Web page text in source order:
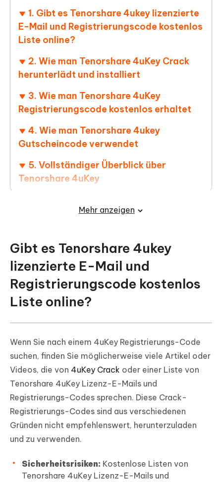
1. Gibt es Tenorshare 4ukey lizenzierte
E-Mail und Registrierungscode kostenlos
Liste online?
2. Wie man Tenorshare 4uKey Crack
herunterlädt und installiert
3. Wie man Tenorshare 4uKey
Registrierungscode kostenlos erhaltet
4. Wie man Tenorshare 4ukey
Gutscheincode verwendet
5. Vollständiger Überblick über
Tenorshare 4uKey
RegistrierungscodeMehr anzeigen
Gibt es Tenorshare 4ukey
lizenzierte E-Mail und
Registrierungscode kostenlos
Liste online?
Wenn Sie nach einem 4uKey Registrierungs-Code
suchen, finden Sie möglicherweise viele Artikel oder
Videos, die von 4uKey Crack oder einer Liste von
Tenorshare 4uKey Lizenz-E-Mails und
Registrierungs-Codes sprechen. Diese Crack-
Registrierungs-Codes sind aus verschiedenen
Gründen nicht empfehlenswert, herunterzuladen
und zu verwenden.
Sicherheitsrisiken: Kostenlose Listen von
Tenorshare 4uKey Lizenz-E-Mails und